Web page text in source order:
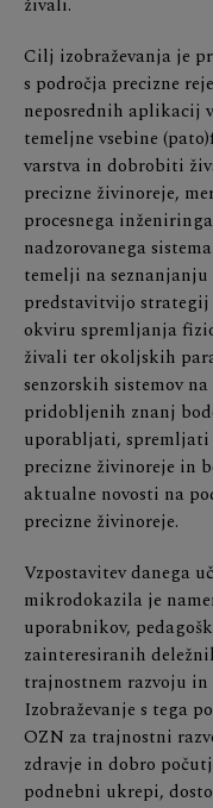
Cilj izobraževanja je
s področja precizne
neposrednih aplikacij
temeljne vsebine
varstva in dobrobiti
precizne živinoreje,
procesnega
nadzorovanega
temelji na
predstavitvijo strategij
okviru spremljanja
živali ter okoljskih
senzorskih sistemov
pridobljenih znanj
uporabljati, spremljati
precizne živinoreje in
aktualne novosti na
precizne živinoreje.
Vzpostavitev danega
mikrodokazila je
uporabnikov,
zainteresiranih
trajnostnem razvoju
Izobraževanje s tega
OZN za trajnostni
zdravje in dobro
podnebni ukrepi,